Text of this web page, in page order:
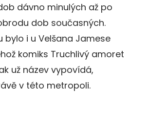
dávno minulých až po
dob současných.
bylo i u Velšana Jamese
komiks Truchlivý amoret
už název vypovídá,
v této metropoli.